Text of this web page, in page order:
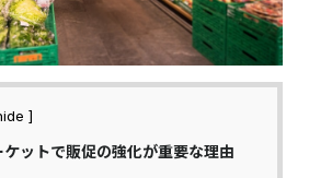
]
ケットで販促の強化が重要な理由